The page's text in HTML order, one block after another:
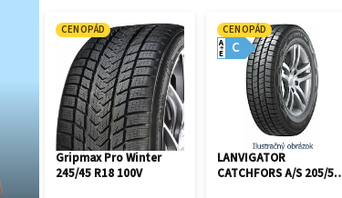
CENOPÁD
Gripmax Pro Winter
245/45 R18 100V
CENOPÁD
C
A
E
LANVIGATOR
CATCHFORS A/S 205/55